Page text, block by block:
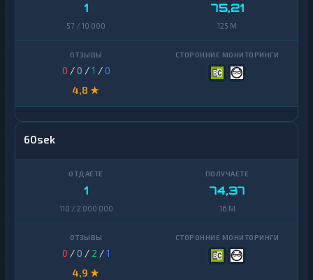
1
57 / 10 000
75,21
125 M
0 / 0 /1 /0
4,8 ★
60sek
1
110 / 2 000 000
74,37
16 M
0 / 0 / 2 /1
4,9 ★